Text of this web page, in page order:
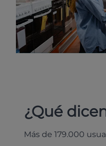
¿Qué
Más de 179.000